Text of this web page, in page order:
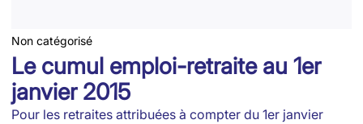
Non catégorisé
Le cumul emploi-retraite au 1er
janvier 2015
Pour les retraites attribuées à compter du 1er janvier